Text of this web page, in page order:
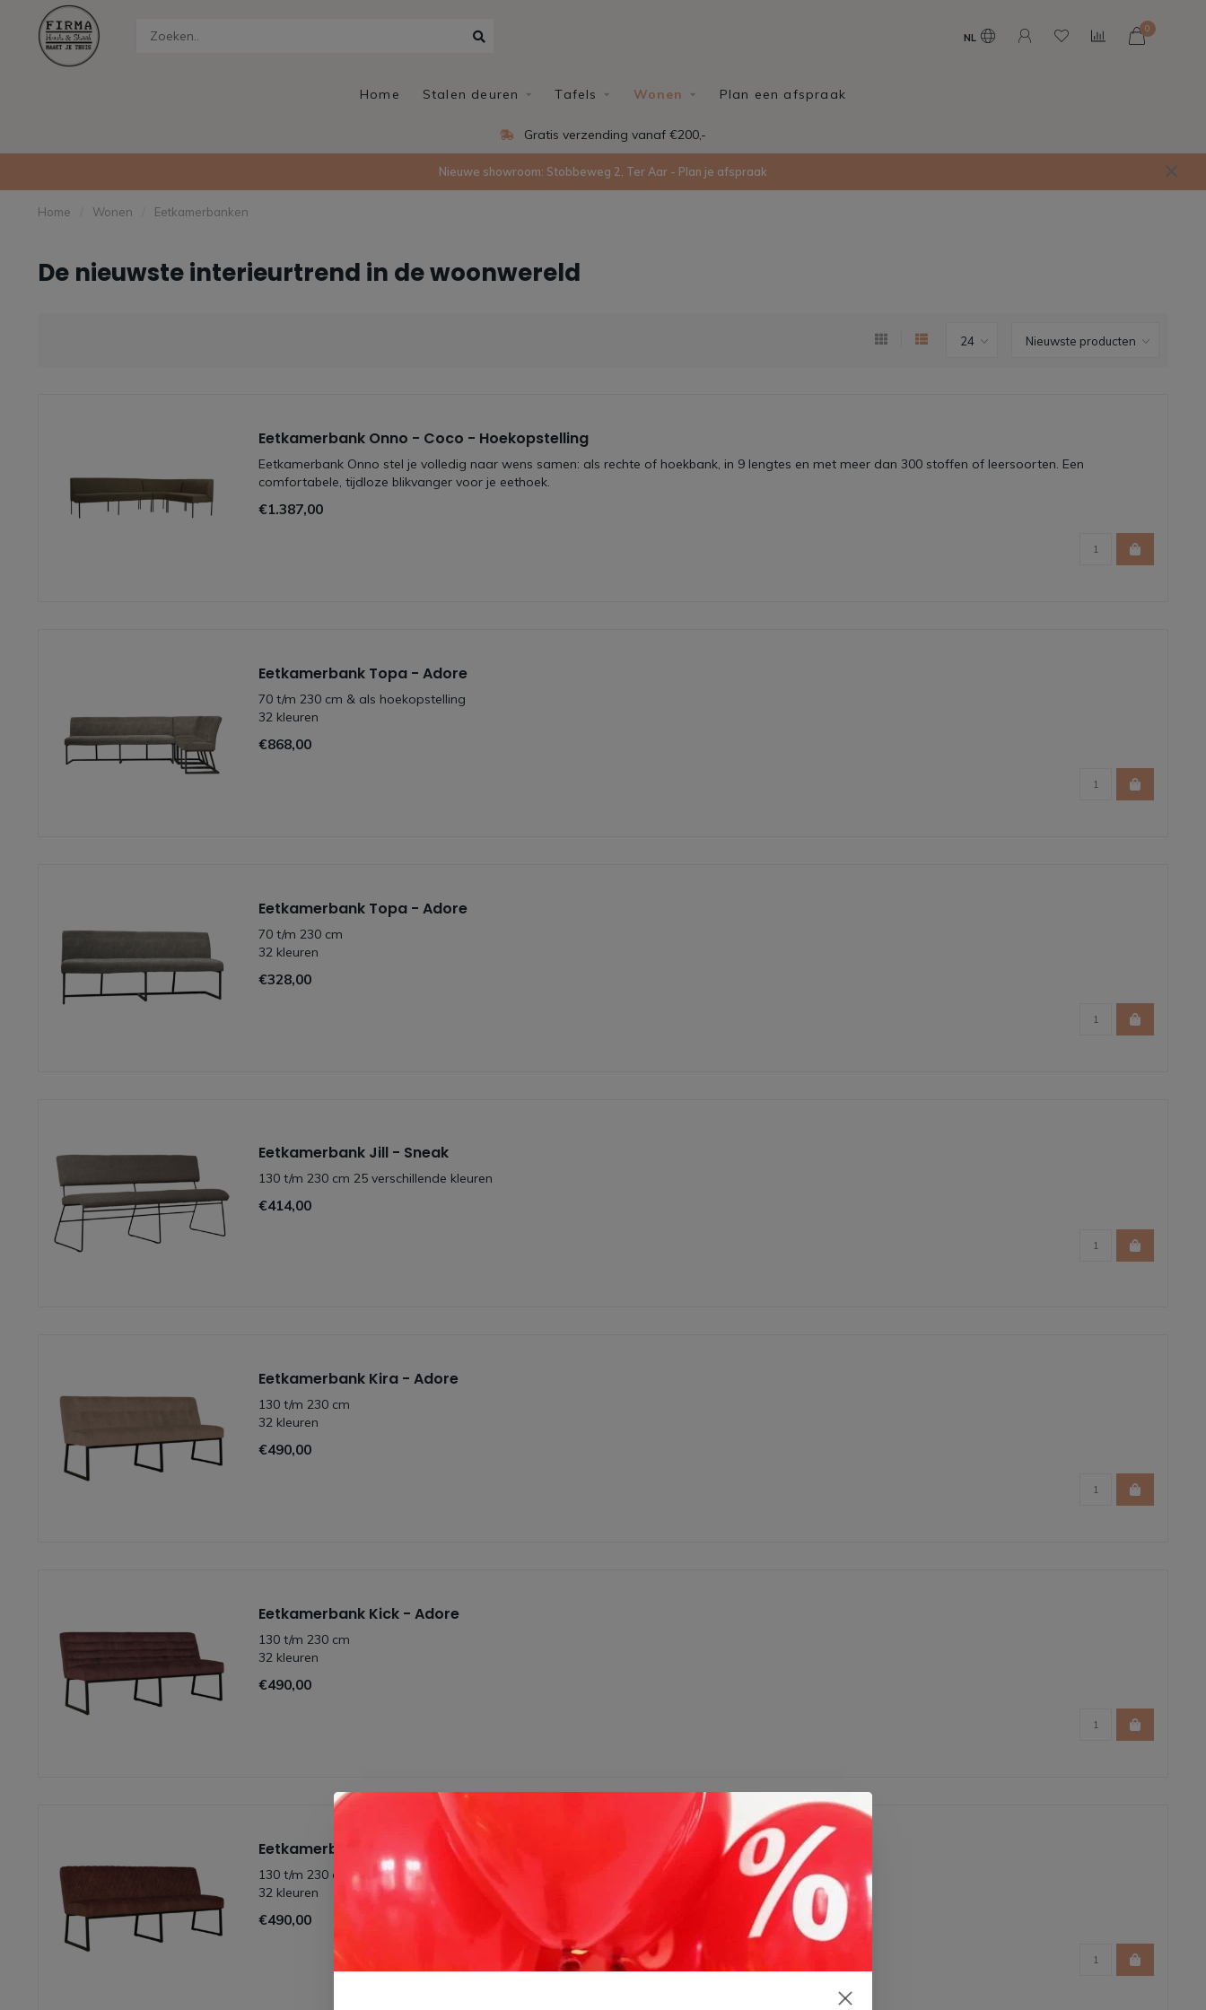
NL
0
Home Stalen deuren Tafels Wonen Plan een afspraak
Gratis verzending vanaf €200,-
Nieuwe showroom: Stobbeweg 2, Ter Aar - Plan je afspraak
Home Wonen Eetkamerbanken
De nieuwste interieurtrend in de woonwereld
Eetkamerbank Onno - Coco - Hoekopstelling
Eetkamerbank Onno stel je volledig naar wens samen: als rechte of hoekbank, in 9 lengtes en met meer dan 300 stoffen of leersoorten. Een
comfortabele, tijdloze blikvanger voor je eethoek.
€1.387,00
Eetkamerbank Topa - Adore
70 t/m 230 cm & als hoekopstelling
32 kleuren
€868,00
Eetkamerbank Topa - Adore
70 t/m 230 cm
32 kleuren
€328,00
Eetkamerbank Jill - Sneak
130 t/m 230 cm 25 verschillende kleuren
€414,00
Eetkamerbank Kira - Adore
130 t/m 230 cm
32 kleuren
€490,00
Eetkamerbank Kick - Adore
130 t/m 230 cm
32 kleuren
€490,00
Eetkamerbank Kian - Adore
130 t/m 230 cm
32 kleuren
€490,00